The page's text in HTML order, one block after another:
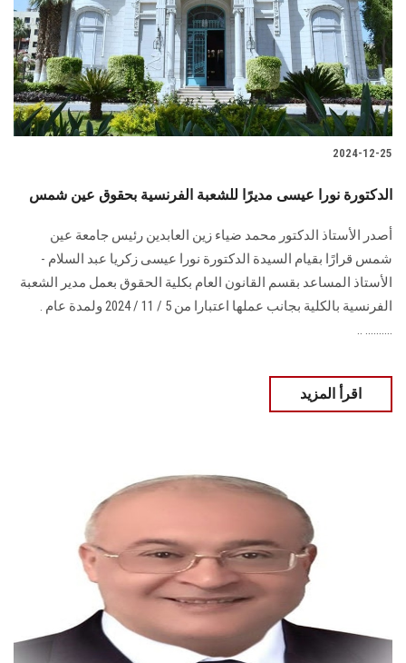
2024-12-25
الدكتورة نورا عيسى مديرًا للشعبة الفرنسية بحقوق عين شمس
أصدر الأستاذ الدكتور محمد ضياء زين العابدين رئيس جامعة عين
شمس قرارًا بقيام السيدة ‏الدكتورة نورا عيسى زكريا عبد السلام -
الأستاذ المساعد بقسم القانون العام بكلية الحقوق بعمل ‏مدير الشعبة
الفرنسية بالكلية بجانب عملها اعتبارا من 5 / 11 / 2024 ولمدة عام .‏
.......... ..
اقرأ المزيد